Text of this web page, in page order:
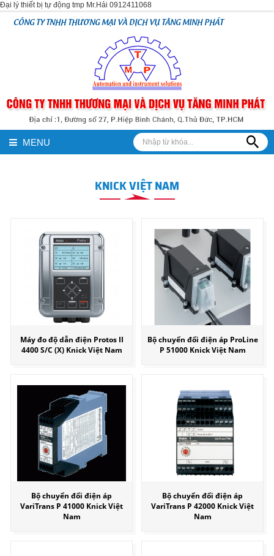
Đại lý thiết bị tự động tmp Mr.Hải 0912411068
CÔNG TY TNHH THƯƠNG MẠI VÀ DỊCH VỤ TĂNG MINH PHÁT
MENU
KNICK VIỆT NAM
Máy đo độ dẫn điện Protos II
4400 S/C (X) Knick Việt Nam
Bộ chuyển đổi điện áp ProLine
P 51000 Knick Việt Nam
Bộ chuyển đổi điện áp
VariTrans P 41000 Knick Việt
Nam
Bộ chuyển đổi điện áp
VariTrans P 42000 Knick Việt
Nam